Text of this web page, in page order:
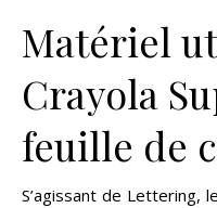
Matériel
Crayola
feuille de
S’agissant de Lettering,